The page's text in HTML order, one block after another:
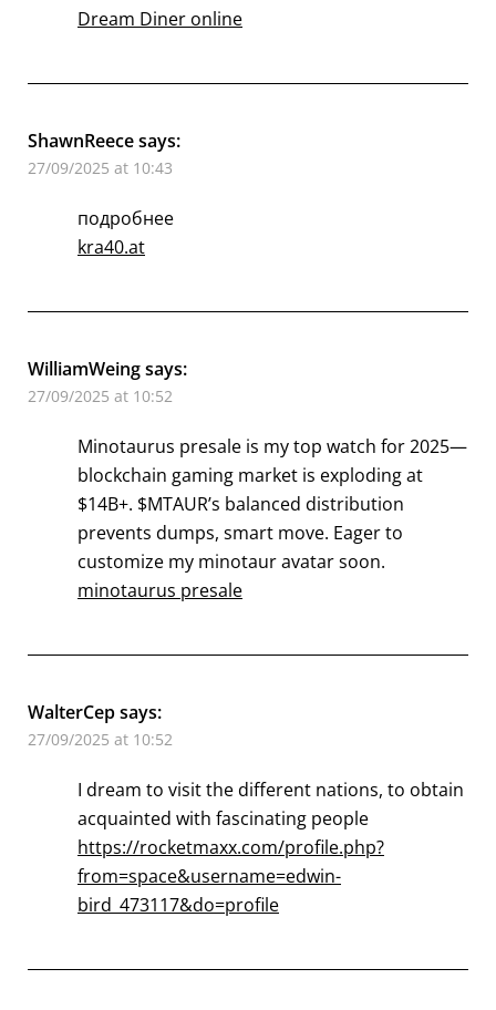
Dream Diner online
ShawnReecesays:
27/09/2025 at 10:43
подробнее
kra40.at
WilliamWeingsays:
27/09/2025 at 10:52
Minotaurus presale is my top watch for 2025—
blockchain gaming market is exploding at
$14B+. $MTAUR’s balanced distribution
prevents dumps, smart move. Eager to
customize my minotaur avatar soon.
minotaurus presale
WalterCepsays:
27/09/2025 at 10:52
I dream to visit the different nations, to obtain
acquainted with fascinating people
https://rocketmaxx.com/profile.php?
from=space&username=edwin-
bird_473117&do=profile